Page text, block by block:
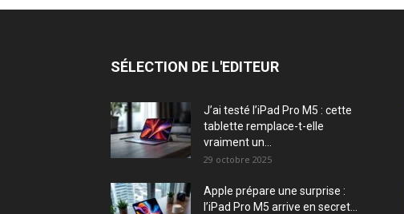
SÉLECTION DE L'EDITEUR
J’ai testé l’iPad Pro M5 : cette
tablette remplace-t-elle
vraiment un...
29 octobre 2025
Apple prépare une surprise :
l’iPad Pro M5 arrive en secret...